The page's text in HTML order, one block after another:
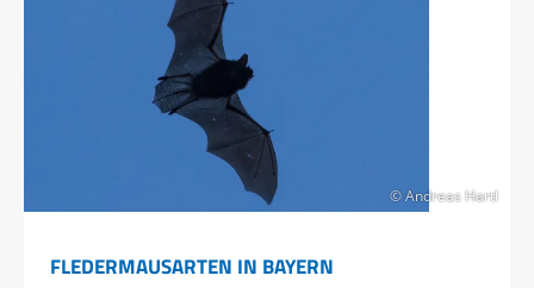
© Andreas Hartl
FLEDERMAUSARTEN IN BAYERN